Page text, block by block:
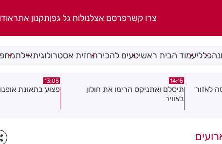
צרו קשרפרסם אצלנולוח גל גפןתקנון אתר
כלליעמוד הבית ראשיטעים להכירתחזית אסטרולוגיתאילת
13:05
פצוע בתאונת אופנוע במרכז חולון
08:58
גופה נפלטה אל